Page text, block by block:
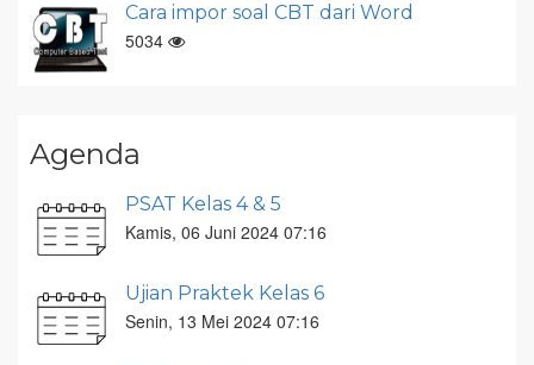
Cara impor soal CBT dari Word
5034
Agenda
PSAT Kelas 4 & 5
Kamis, 06 Juni 2024 07:16
Ujian Praktek Kelas 6
Senin, 13 Mei 2024 07:16